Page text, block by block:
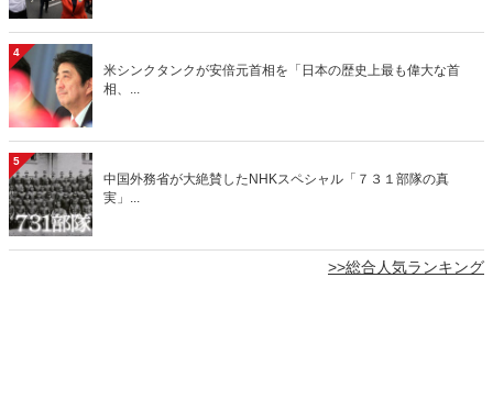
4
米シンクタンクが安倍元首相を「日本の歴史上最も偉大な首
相、...
5
中国外務省が大絶賛したNHKスペシャル「７３１部隊の真
実」...
>>総合人気ランキング